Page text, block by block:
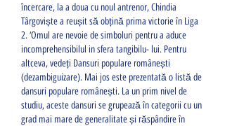
încercare, la a doua cu noul antrenor, Chindia
Târgoviște a reușit să obțină prima victorie în Liga
2. ‘Omul are nevoie de simboluri pentru a aduce
incomprehensibilul in sfera tangibilu- lui. Pentru
altceva, vedeți Dansuri populare românești
(dezambiguizare). Mai jos este prezentată o listă de
dansuri populare românești. La un prim nivel de
studiu, aceste dansuri se grupează în categorii cu un
grad mai mare de generalitate și răspândire în